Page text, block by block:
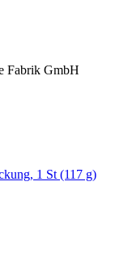
Fabrik GmbH
1 St (117 g)